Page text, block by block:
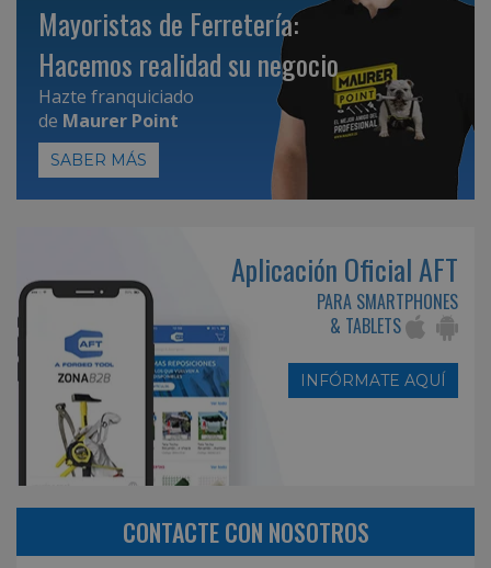
Mayoristas de Ferretería:
Hacemos realidad su negocio
Hazte franquiciado
de Maurer Point
SABER MÁS
Aplicación Oficial AFT
PARA SMARTPHONES
& TABLETS
INFÓRMATE AQUÍ
CONTACTE CON NOSOTROS